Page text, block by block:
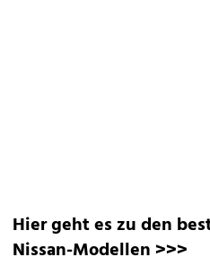
Hier geht es zu den
Nissan-Modellen >>>